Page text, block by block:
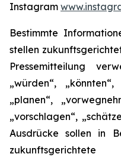
Instagram
Bestimmte
stellen
Pressemitteilung
„würden“,
„planen“,
„vorschlagen“,
Ausdrücke sollen in
zukunftsgerichtete